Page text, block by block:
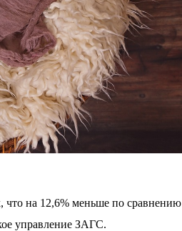
что на 12,6% меньше по сравнению
управление ЗАГС.